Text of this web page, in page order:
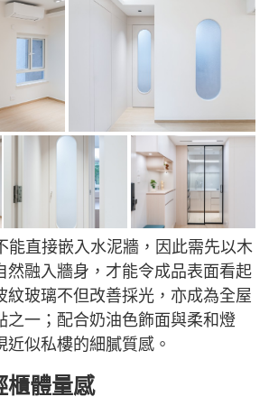
能直接嵌入水泥牆，因此需先以木
然融入牆身，才能令成品表面看起
紋玻璃不但改善採光，亦成為全屋
之一；配合奶油色飾面與柔和燈
近似私樓的細膩質感。
櫃體量感